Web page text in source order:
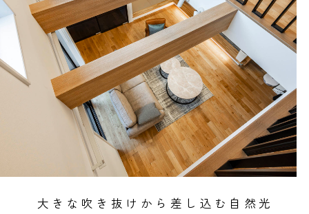
大きな吹き抜けから差し込む自然光